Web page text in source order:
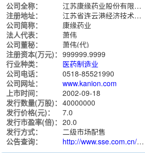
公司全称：
江苏康缘药业股份有限公司
注册地址：
江苏省连云港经济技术开发区江宁工业城
公司简称：
康缘药业
法人代表：
萧伟
公司董秘：
萧伟(代)
注册资本(万元)： 999999.9999
行业种类：
医药制造业
公司电话：
0518-85521990
公司网址：
www.kanion.com
上市时间：
2002-09-18
发行数量(万股)： 40000000
发行价格(元)：
7.0
发行市盈率(倍)： 20.0
发行方式：
二级市场配售
公告查询：
http://www.sse.com.cn/assortment/stock/list/info/announcement/index.shtml?productId=600557